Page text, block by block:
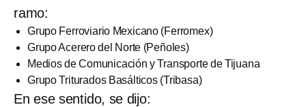
ramo:
Grupo Ferroviario Mexicano (Ferromex)
Grupo Acerero del Norte (Peñoles)
Medios de Comunicación y Transporte de Tijuana
Grupo Triturados Basálticos (Tribasa)
En ese sentido, se dijo: